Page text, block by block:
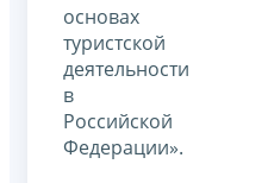
основах
туристской
деятельности
в
Российской
Федерации».